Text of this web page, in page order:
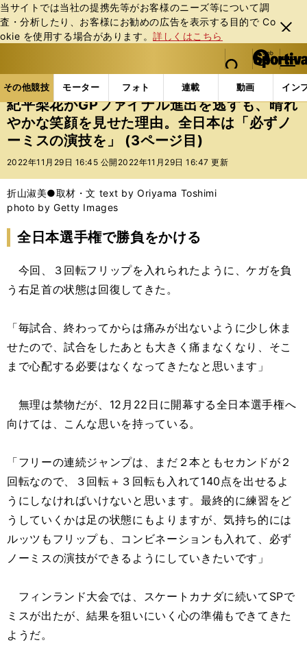
当サイトでは当社の提携先等がお客様のニーズ等について調
査・分析したり、お客様にお勧めの広告を表⽰する⽬的で Co
okie を使⽤する場合があります。詳しくはこちら
閉じ
る
web Sportiva (webスポルティーバ)
検索
マイペ
ー
ジ
メニュ
その他競技 モーター フォト 連載 動画 イン
ス
ポ
ル
テ
ー
バ
その他競技の記事一覧 フィギュア 紀平梨花がGPフ
紀平梨花がGPファイナル進出を逃すも、晴れ
やかな笑顔を見せた理由。全日本は「必ずノ
ーミスの演技を」 (3ページ目)
2022年11月29日 16:45 公開 2022年11月29日 16:47 更新
折山淑美●取材・文 text by Oriyama Toshimi
photo by Getty Images
全日本選手権で勝負をかける
今回、３回転フリップを入れられたように、ケガを負
う右足首の状態は回復してきた。
「毎試合、終わってからは痛みが出ないように少し休ま
せたので、試合をしたあとも大きく痛まなくなり、そこ
まで心配する必要はなくなってきたなと思います」
無理は禁物だが、12月22日に開幕する全日本選手権へ
向けては、こんな思いを持っている。
「フリーの連続ジャンプは、まだ２本ともセカンドが２
回転なので、３回転＋３回転も入れて140点を出せるよ
うにしなければいけないと思います。最終的に練習をど
うしていくかは足の状態にもよりますが、気持ち的には
ルッツもフリップも、コンビネーションも入れて、必ず
ノーミスの演技ができるようにしていきたいです」
フィンランド大会では、スケートカナダに続いてSPで
ミスが出たが、結果を狙いにいく心の準備もできてきた
ようだ。